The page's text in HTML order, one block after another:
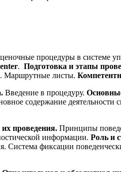
процедуры в системе
. Подготовка и этапы
Маршрутные листы.
Введение в процедуру.
содержание деятельности
проведения. Принципы
информации. Роль и
фиксации